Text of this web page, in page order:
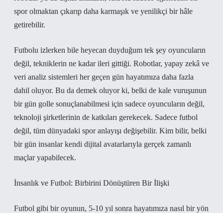
spor olmaktan çıkarıp daha karmaşık ve yenilikçi bir hâle
getirebilir.
Futbolu izlerken bile heyecan duyduğum tek şey oyuncuların
değil, tekniklerin ne kadar ileri gittiği. Robotlar, yapay zekâ ve
veri analiz sistemleri her geçen gün hayatımıza daha fazla
dahil oluyor. Bu da demek oluyor ki, belki de kale vuruşunun
bir gün golle sonuçlanabilmesi için sadece oyuncuların değil,
teknoloji şirketlerinin de katkıları gerekecek. Sadece futbol
değil, tüm dünyadaki spor anlayışı değişebilir. Kim bilir, belki
bir gün insanlar kendi dijital avatarlarıyla gerçek zamanlı
maçlar yapabilecek.
İnsanlık ve Futbol: Birbirini Dönüştüren Bir İlişki
Futbol gibi bir oyunun, 5-10 yıl sonra hayatımıza nasıl bir yön